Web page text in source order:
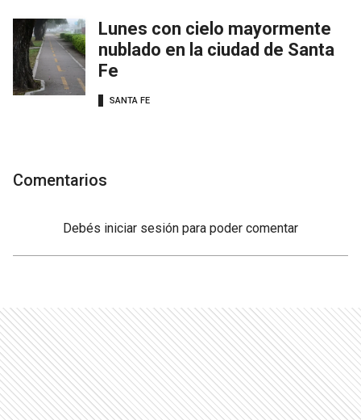
Lunes con cielo mayormente
nublado en la ciudad de Santa
Fe
SANTA FE
Comentarios
Debés iniciar sesión para poder comentar